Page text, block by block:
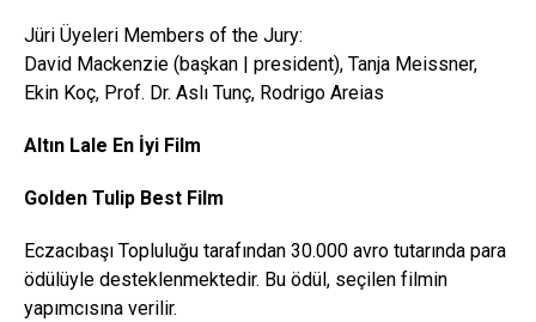
Jüri Üyeleri Members of the Jury:
David Mackenzie (başkan | president), Tanja Meissner,
Ekin Koç, Prof. Dr. Aslı Tunç, Rodrigo Areias
Altın Lale En İyi Film
Golden Tulip Best Film
Eczacıbaşı Topluluğu tarafından 30.000 avro tutarında para
ödülüyle desteklenmektedir. Bu ödül, seçilen filmin
yapımcısına verilir.